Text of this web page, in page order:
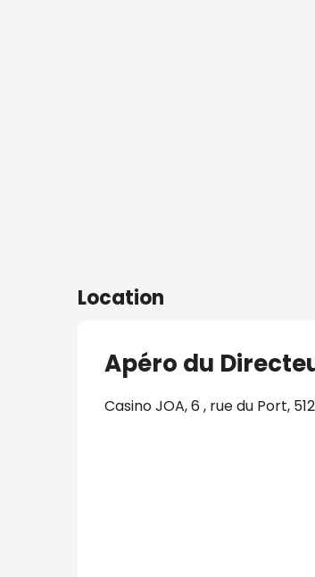
Location
Apéro du
Casino JOA, 6 , rue du Port,